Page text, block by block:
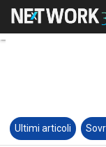
Ultimi articoli